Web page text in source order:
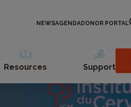
NEWSAGENDADONOR PORTAL
Resources Support